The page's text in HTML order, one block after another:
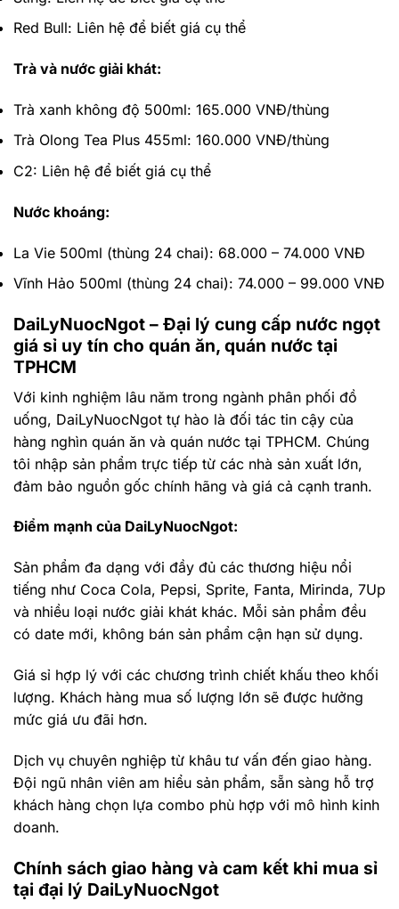
Red Bull: Liên hệ để biết giá cụ thể
Trà và nước giải khát:
Trà xanh không độ 500ml: 165.000 VNĐ/thùng
Trà Olong Tea Plus 455ml: 160.000 VNĐ/thùng
C2: Liên hệ để biết giá cụ thể
Nước khoáng:
La Vie 500ml (thùng 24 chai): 68.000 – 74.000 VNĐ
Vĩnh Hảo 500ml (thùng 24 chai): 74.000 – 99.000 VNĐ
DaiLyNuocNgot – Đại lý cung cấp nước ngọt
giá sỉ uy tín cho quán ăn, quán nước tại
TPHCM
Với kinh nghiệm lâu năm trong ngành phân phối đồ
uống, DaiLyNuocNgot tự hào là đối tác tin cậy của
hàng nghìn quán ăn và quán nước tại TPHCM. Chúng
tôi nhập sản phẩm trực tiếp từ các nhà sản xuất lớn,
đảm bảo nguồn gốc chính hãng và giá cả cạnh tranh.
Điểm mạnh của DaiLyNuocNgot:
Sản phẩm đa dạng với đầy đủ các thương hiệu nổi
tiếng như Coca Cola, Pepsi, Sprite, Fanta, Mirinda, 7Up
và nhiều loại nước giải khát khác. Mỗi sản phẩm đều
có date mới, không bán sản phẩm cận hạn sử dụng.
Giá sỉ hợp lý với các chương trình chiết khấu theo khối
lượng. Khách hàng mua số lượng lớn sẽ được hưởng
mức giá ưu đãi hơn.
Dịch vụ chuyên nghiệp từ khâu tư vấn đến giao hàng.
Đội ngũ nhân viên am hiểu sản phẩm, sẵn sàng hỗ trợ
khách hàng chọn lựa combo phù hợp với mô hình kinh
doanh.
Chính sách giao hàng và cam kết khi mua sỉ
tại đại lý DaiLyNuocNgot